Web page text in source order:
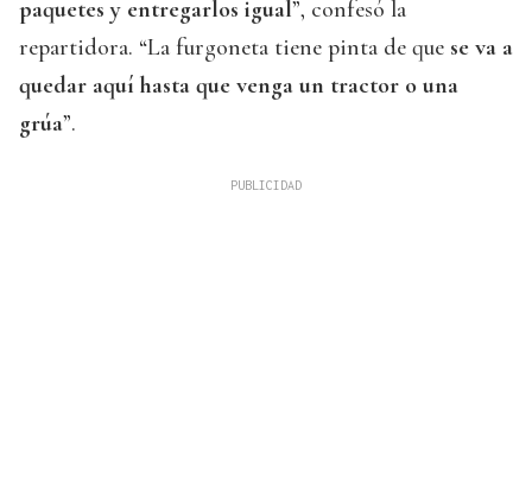
paquetes y entregarlos igual”, confesó la
repartidora. “La furgoneta tiene pinta de que se va a
quedar aquí hasta que venga un tractor o una
grúa”.